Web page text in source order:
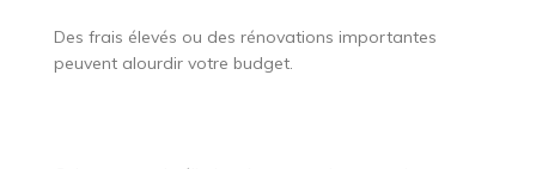
Des frais élevés ou des rénovations importantes
peuvent alourdir votre budget.